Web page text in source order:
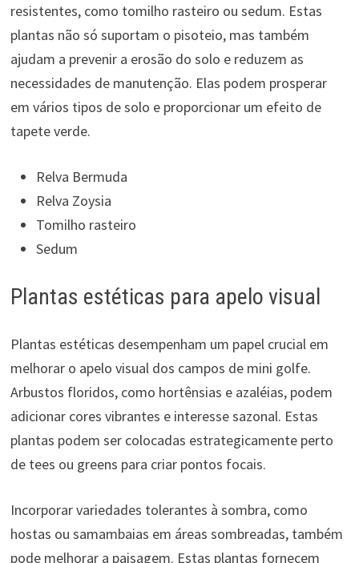
resistentes, como tomilho rasteiro ou sedum. Estas
plantas não só suportam o pisoteio, mas também
ajudam a prevenir a erosão do solo e reduzem as
necessidades de manutenção. Elas podem prosperar
em vários tipos de solo e proporcionar um efeito de
tapete verde.
Relva Bermuda
Relva Zoysia
Tomilho rasteiro
Sedum
Plantas estéticas para apelo visual
Plantas estéticas desempenham um papel crucial em
melhorar o apelo visual dos campos de mini golfe.
Arbustos floridos, como hortênsias e azaléias, podem
adicionar cores vibrantes e interesse sazonal. Estas
plantas podem ser colocadas estrategicamente perto
de tees ou greens para criar pontos focais.
Incorporar variedades tolerantes à sombra, como
hostas ou samambaias em áreas sombreadas, também
pode melhorar a paisagem. Estas plantas fornecem